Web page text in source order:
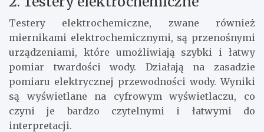
Testery elektrochemiczne, zwane również
miernikami elektrochemicznymi, są przenośnymi
urządzeniami, które umożliwiają szybki i łatwy
pomiar twardości wody. Działają na zasadzie
pomiaru elektrycznej przewodności wody. Wyniki
są wyświetlane na cyfrowym wyświetlaczu, co
czyni je bardzo czytelnymi i łatwymi do
interpretacji.